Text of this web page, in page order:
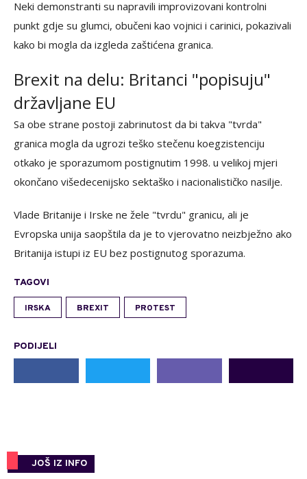
Neki demonstranti su napravili improvizovani kontrolni
punkt gdje su glumci, obučeni kao vojnici i carinici, pokazivali
kako bi mogla da izgleda zaštićena granica.
Brexit na delu: Britanci "popisuju"
državljane EU
Sa obe strane postoji zabrinutost da bi takva "tvrda"
granica mogla da ugrozi teško stečenu koegzistenciju
otkako je sporazumom postignutim 1998. u velikoj mjeri
okončano višedecenijsko sektaško i nacionalističko nasilje.
Vlade Britanije i Irske ne žele "tvrdu" granicu, ali je
Evropska unija saopštila da je to vjerovatno neizbježno ako
Britanija istupi iz EU bez postignutog sporazuma.
TAGOVI
IRSKA BREXIT PROTEST
PODIJELI
JOŠ IZ INFO